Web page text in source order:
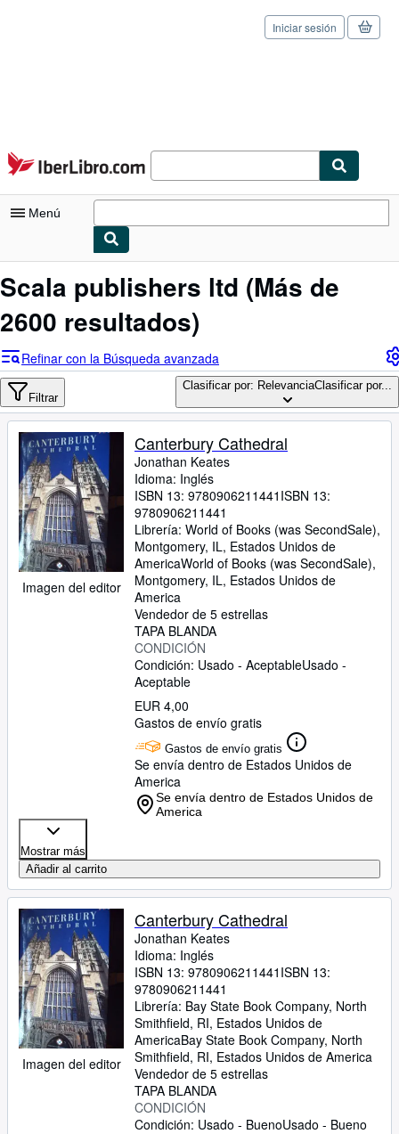
Pasar al contenido principal
IberLibro.com
Iniciar sesión
Menú
Mi cuenta
Consultar mis pedidos
Búsqueda avanzada
Colecciones
Libros antiguos
Arte y coleccionismo
Vendedores
Comenzar a vender
Ayuda
CERRAR
Scala publishers ltd (Más de
2600 resultados)
Refinar con la Búsqueda avanzada
Filtrar
Clasificar por: RelevanciaClasificar por...
Imagen del editor
Canterbury Cathedral
Jonathan Keates
Idioma: Inglés
ISBN 13: 9780906211441 ISBN 13:
9780906211441
Librería: World of Books (was SecondSale),
Montgomery, IL, Estados Unidos de
AmericaWorld of Books (was SecondSale),
Montgomery, IL, Estados Unidos de
America
Vendedor de 5 estrellas
TAPA BLANDA
CONDICIÓN
Condición: Usado - AceptableUsado -
Aceptable
EUR 4,00
Gastos de envío gratis
Gastos de envío gratis
Se envía dentro de Estados Unidos de
America
Se envía dentro de Estados Unidos de
America
Mostrar más
Añadir al carrito
Imagen del editor
Canterbury Cathedral
Jonathan Keates
Idioma: Inglés
ISBN 13: 9780906211441 ISBN 13:
9780906211441
Librería: Bay State Book Company, North
Smithfield, RI, Estados Unidos de
AmericaBay State Book Company, North
Smithfield, RI, Estados Unidos de America
Vendedor de 5 estrellas
TAPA BLANDA
CONDICIÓN
Condición: Usado - BuenoUsado - Bueno